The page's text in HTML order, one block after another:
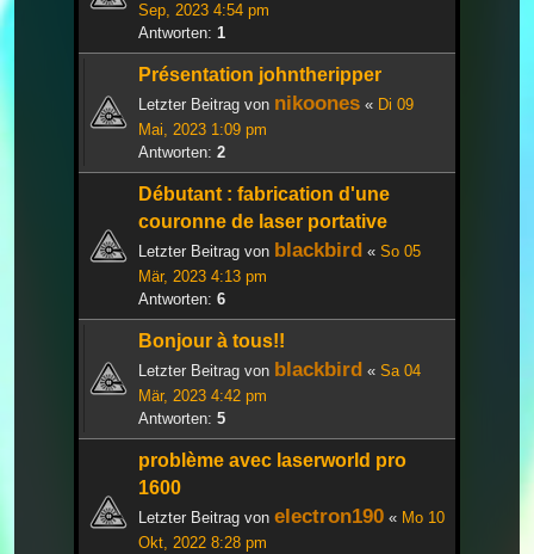
Sep, 2023 4:54 pm
Antworten: 1
Présentation johntheripper
Letzter Beitrag von nikoones « Di 09
Mai, 2023 1:09 pm
Antworten: 2
Débutant : fabrication d'une
couronne de laser portative
Letzter Beitrag von blackbird « So 05
Mär, 2023 4:13 pm
Antworten: 6
Bonjour à tous!!
Letzter Beitrag von blackbird « Sa 04
Mär, 2023 4:42 pm
Antworten: 5
problème avec laserworld pro
1600
Letzter Beitrag von electron190 « Mo 10
Okt, 2022 8:28 pm